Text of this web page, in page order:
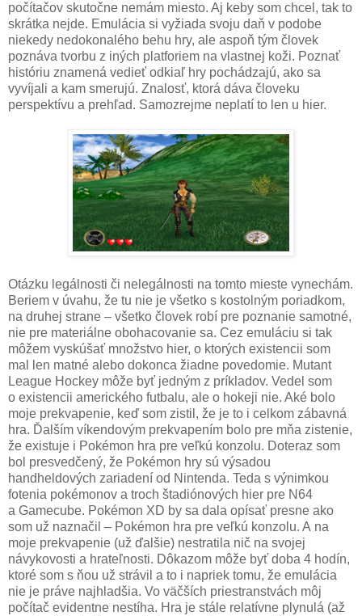
počítačov skutočne nemám miesto. Aj keby som chcel, tak to
skrátka nejde. Emulácia si vyžiada svoju daň v podobe
niekedy nedokonalého behu hry, ale aspoň tým človek
poznáva tvorbu z iných platforiem na vlastnej koži. Poznať
históriu znamená vedieť odkiaľ hry pochádzajú, ako sa
vyvíjali a kam smerujú. Znalosť, ktorá dáva človeku
perspektívu a prehľad. Samozrejme neplatí to len u hier.
Otázku legálnosti či nelegálnosti na tomto mieste vynechám.
Beriem v úvahu, že tu nie je všetko s kostolným poriadkom,
na druhej strane – všetko človek robí pre poznanie samotné,
nie pre materiálne obohacovanie sa. Cez emuláciu si tak
môžem vyskúšať množstvo hier, o ktorých existencii som
mal len matné alebo dokonca žiadne povedomie. Mutant
League Hockey môže byť jedným z príkladov. Vedel som
o existencii amerického futbalu, ale o hokeji nie. Aké bolo
moje prekvapenie, keď som zistil, že je to i celkom zábavná
hra. Ďalším víkendovým prekvapením bolo pre mňa zistenie,
že existuje i Pokémon hra pre veľkú konzolu. Doteraz som
bol presvedčený, že Pokémon hry sú výsadou
handheldových zariadení od Nintenda. Teda s výnimkou
fotenia pokémonov a troch štadiónových hier pre N64
a Gamecube. Pokémon XD by sa dala opísať presne ako
som už naznačil – Pokémon hra pre veľkú konzolu. A na
moje prekvapenie (už ďalšie) nestratila nič na svojej
návykovosti a hrateľnosti. Dôkazom môže byť doba 4 hodín,
ktoré som s ňou už strávil a to i napriek tomu, že emulácia
nie je práve najhladšia. Vo väčších priestranstvách môj
počítač evidentne nestíha. Hra je stále relatívne plynulá (až